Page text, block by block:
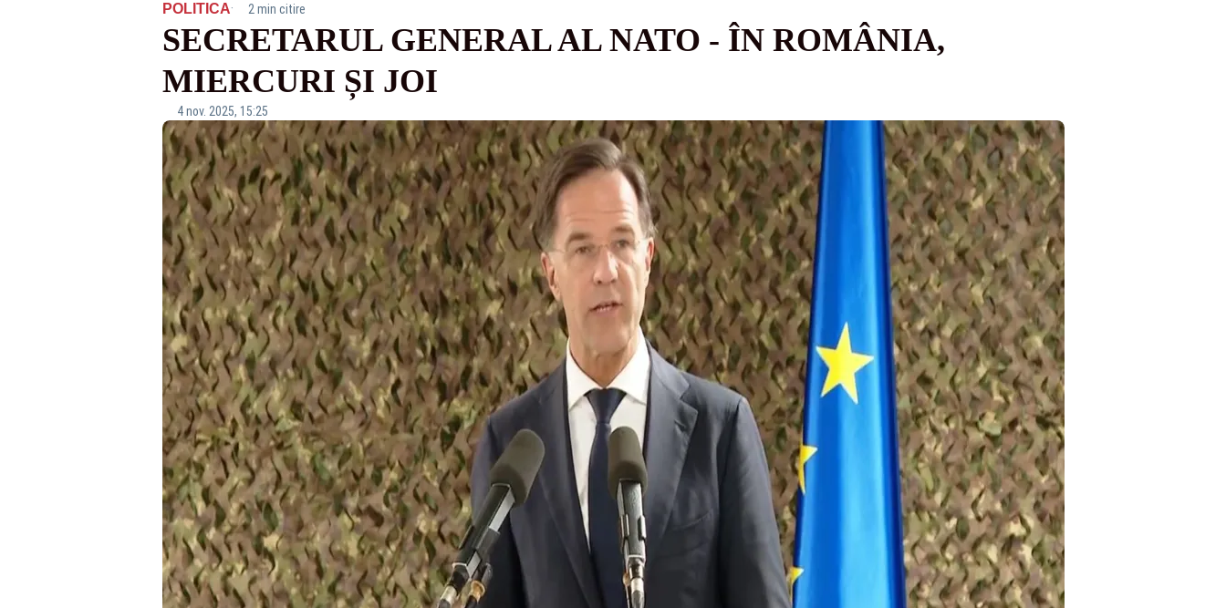
POLITICA· 2 min citire
SECRETARUL GENERAL AL NATO - ÎN ROMÂNIA,
MIERCURI ȘI JOI
4 nov. 2025, 15:25